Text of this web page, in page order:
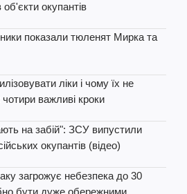
окупантів
показали тюленят Мирка та
ліки і чому їх не
важливі кроки
на забій": ЗСУ випустили
окупантів (відео)
загрожує небезпека до 30
бути дуже обережними